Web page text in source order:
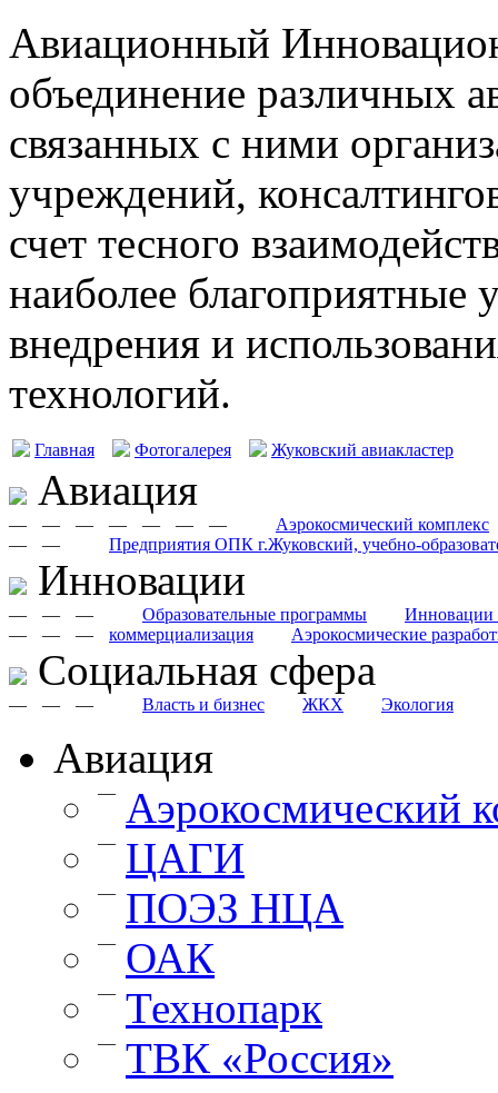
Авиационный
объединение различных
связанных с ними
учреждений,
счет тесного
наиболее благоприятные
внедрения и
технологий.
Главная Фотогалерея Жуковский авиакластер
Авиация
— Аэрокосмический комплекс
— — — — —
—
Предприятия ОПК г.Жуковский, учебно-
— —
Инновации
— Образовательные программы
— Инновации
—
коммерциализация
— Аэрокосмические
— —
Cоциальная сфера
— Власть и бизнес
— ЖКХ
— Экология
Авиация
— Аэрокосмический
— ЦАГИ
— ПОЭЗ НЦА
— ОАК
— Технопарк
— ТВК «Россия»